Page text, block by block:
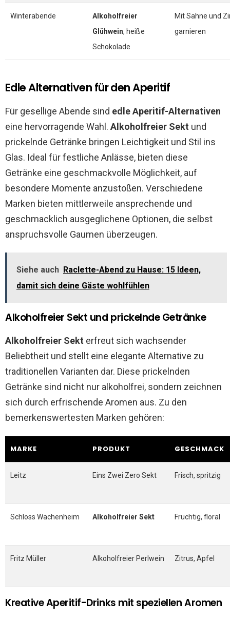
Winterabende
Alkoholfreier
Glühwein, heiße
Schokolade
Mit Sahne und
garnieren
Edle Alternativen für den Aperitif
Für gesellige Abende sind edle Aperitif-Alternativen
eine hervorragende Wahl. Alkoholfreier Sekt und
prickelnde Getränke bringen Leichtigkeit und Stil ins
Glas. Ideal für festliche Anlässe, bieten diese
Getränke eine geschmackvolle Möglichkeit, auf
besondere Momente anzustoßen. Verschiedene
Marken bieten mittlerweile ansprechende und
geschmacklich ausgeglichene Optionen, die selbst
anspruchsvolle Gaumen überzeugen.
Siehe auch Raclette-Abend zu Hause: 15 Ideen,
damit sich deine Gäste wohlfühlen
Alkoholfreier Sekt und prickelnde Getränke
Alkoholfreier Sekt erfreut sich wachsender
Beliebtheit und stellt eine elegante Alternative zu
traditionellen Varianten dar. Diese prickelnden
Getränke sind nicht nur alkoholfrei, sondern zeichnen
sich durch erfrischende Aromen aus. Zu den
bemerkenswertesten Marken gehören:
MARKE PRODUKT GESCHMACK
Leitz Eins Zwei Zero Sekt Frisch, spritzig
Schloss Wachenheim Alkoholfreier Sekt Fruchtig, floral
Fritz Müller Alkoholfreier Perlwein Zitrus, Apfel
Kreative Aperitif-Drinks mit speziellen Aromen